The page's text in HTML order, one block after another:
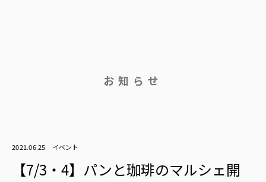
お知らせ
2021.06.25 イベント
【7/3・4】パンと珈琲のマルシェ開